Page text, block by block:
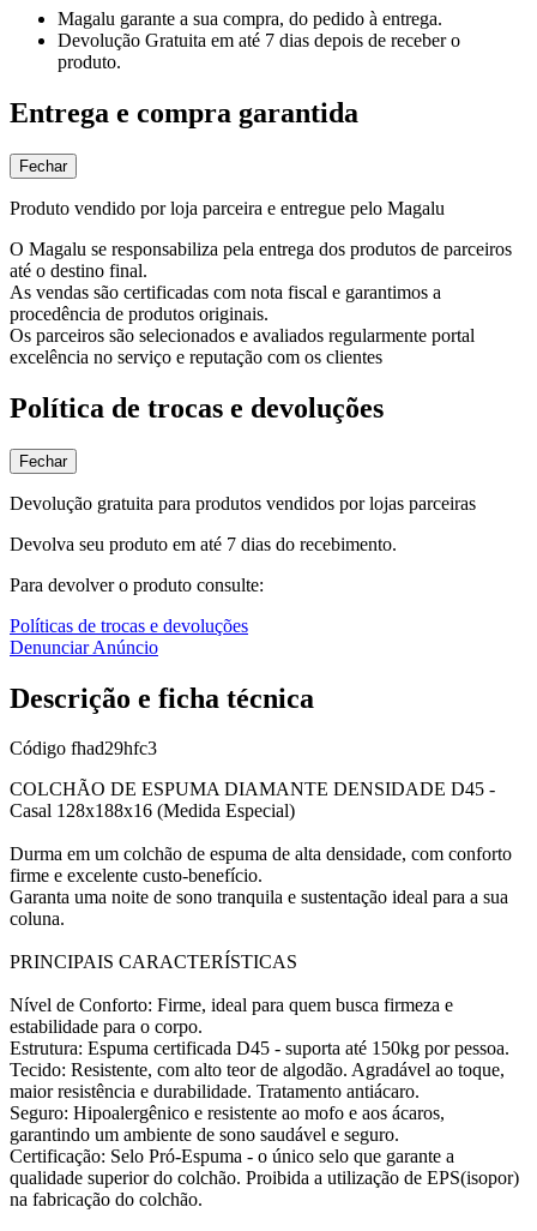
Magalu garante a sua compra, do pedido à entrega.
Devolução Gratuita em até 7 dias depois de receber o
produto.
Entrega e compra garantida
Fechar
Produto vendido por loja parceira e entregue pelo Magalu
O Magalu se responsabiliza pela entrega dos produtos de parceiros
até o destino final.
As vendas são certificadas com nota fiscal e garantimos a
procedência de produtos originais.
Os parceiros são selecionados e avaliados regularmente portal
excelência no serviço e reputação com os clientes
Política de trocas e devoluções
Fechar
Devolução gratuita para produtos vendidos por lojas parceiras
Devolva seu produto em até 7 dias do recebimento.
Para devolver o produto consulte:
Políticas de trocas e devoluções
Denunciar Anúncio
Descrição e ficha técnica
Código fhad29hfc3
COLCHÃO DE ESPUMA DIAMANTE DENSIDADE D45 -
Casal 128x188x16 (Medida Especial)
Durma em um colchão de espuma de alta densidade, com conforto
firme e excelente custo-benefício.
Garanta uma noite de sono tranquila e sustentação ideal para a sua
coluna.
PRINCIPAIS CARACTERÍSTICAS
Nível de Conforto: Firme, ideal para quem busca firmeza e
estabilidade para o corpo.
Estrutura: Espuma certificada D45 - suporta até 150kg por pessoa.
Tecido: Resistente, com alto teor de algodão. Agradável ao toque,
maior resistência e durabilidade. Tratamento antiácaro.
Seguro: Hipoalergênico e resistente ao mofo e aos ácaros,
garantindo um ambiente de sono saudável e seguro.
Certificação: Selo Pró-Espuma - o único selo que garante a
qualidade superior do colchão. Proibida a utilização de EPS(isopor)
na fabricação do colchão.